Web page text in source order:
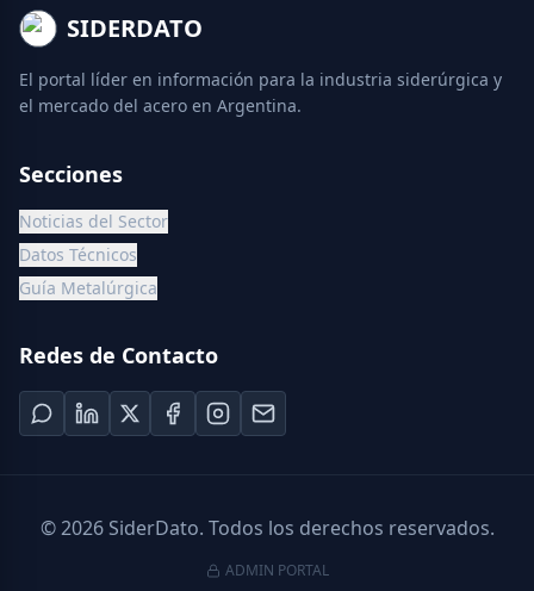
SIDERDATO
El portal líder en información para la industria siderúrgica y
el mercado del acero en Argentina.
Secciones
Noticias del Sector
Datos Técnicos
Guía Metalúrgica
Redes de Contacto
©2026SiderDato. Todos los derechos reservados.
ADMIN PORTAL